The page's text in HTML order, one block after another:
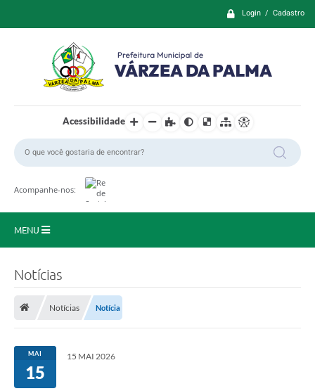
Login / Cadastro
Acessibilidade
Acompanhe-nos:
MENU
Cidadão
Publicações
Notícias
Notícias Notícia
MAI
15
15 MAI 2026